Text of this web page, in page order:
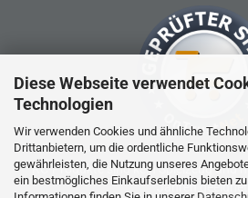
Diese Webseite verwendet
Technologien
Wir verwenden Cookies und ähnliche
Drittanbietern, um die ordentliche
gewährleisten, die Nutzung unseres
ein bestmögliches Einkaufserlebnis bieten
RC-Produkte sind kein Spielzeug und
Jahren